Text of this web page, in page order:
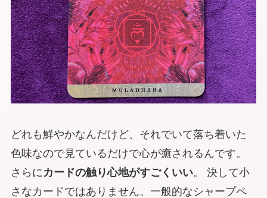
どれも鮮やかなんだけど、それでいて落ち着いた
色味なので見ているだけで心が癒される んです。
さらに カードの触り心地がすごくいい。 決して小
さなカードではありません。一般的なシャープペ